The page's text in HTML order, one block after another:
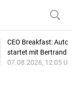
CEO Breakfast:
startet mit Bertrand
07.08.2026, 12:05